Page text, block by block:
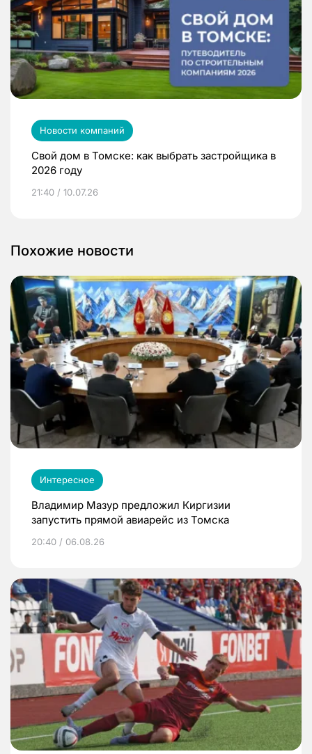
Новости компаний
Свой дом в Томске: как выбрать застройщика в
2026 году
21:40 / 10.07.26
Похожие новости
Интересное
Владимир Мазур предложил Киргизии
запустить прямой авиарейс из Томска
20:40 / 06.08.26